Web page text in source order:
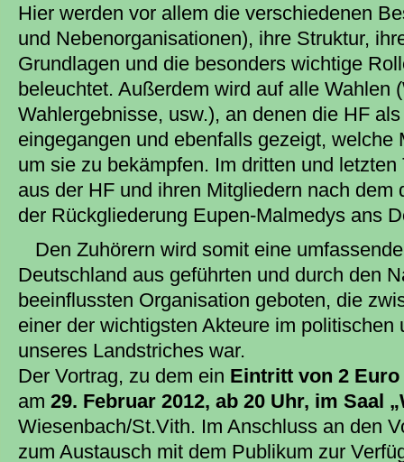
Hier werden vor allem die verschiedenen
und Nebenorganisationen), ihre Struktur,
Grundlagen und die besonders wichtige
beleuchtet. Außerdem wird auf alle Wahlen
Wahlergebnisse, usw.), an denen die HF
eingegangen und ebenfalls gezeigt, welche
um sie zu bekämpfen. Im dritten und
aus der HF und ihren Mitgliedern nach dem
der Rückgliederung Eupen-Malmedys ans
Den Zuhörern wird somit eine
Deutschland aus geführten und durch den
beeinflussten Organisation geboten, die
einer der wichtigsten Akteure im politischen
unseres Landstriches war.
Der Vortrag, zu dem ein Eintritt von 2 Euro
am 29. Februar 2012, ab 20 Uhr, im Saal
Wiesenbach/St.Vith. Im Anschluss an den
zum Austausch mit dem Publikum zur